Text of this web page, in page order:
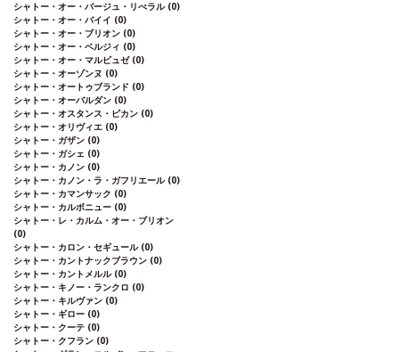
シャトー・オー・バージュ・リべラル (0)
シャトー・オー・バイイ (0)
シャトー・オー・ブリオン (0)
シャトー・オー・ベルジィ (0)
シャトー・オー・マルビュゼ (0)
シャトー・オーゾンヌ (0)
シャトー・オートゥブランド (0)
シャトー・オーバルダン (0)
シャトー・オスタンス・ピカン (0)
シャトー・オリヴィエ (0)
シャトー・ガザン (0)
シャトー・ガシェ (0)
シャトー・カノン (0)
シャトー・カノン・ラ・ガフリエール (0)
シャトー・カマンサック (0)
シャトー・カルボニュー (0)
シャトー・レ・カルム・オー・ブリオン
(0)
シャトー・カロン・セギュール (0)
シャトー・カントナックブラウン (0)
シャトー・カントメルル (0)
シャトー・キノー・ランクロ (0)
シャトー・キルヴァン (0)
シャトー・ギロー (0)
シャトー・クーテ (0)
シャトー・クフラン (0)